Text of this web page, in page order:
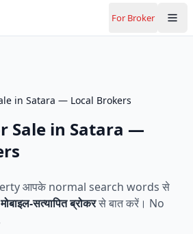
For Broker
in Satara — Local Brokers
Sale in Satara —
आपके normal search words से
मोबाइल-सत्यापित ब्रोकरसे बात करें। No